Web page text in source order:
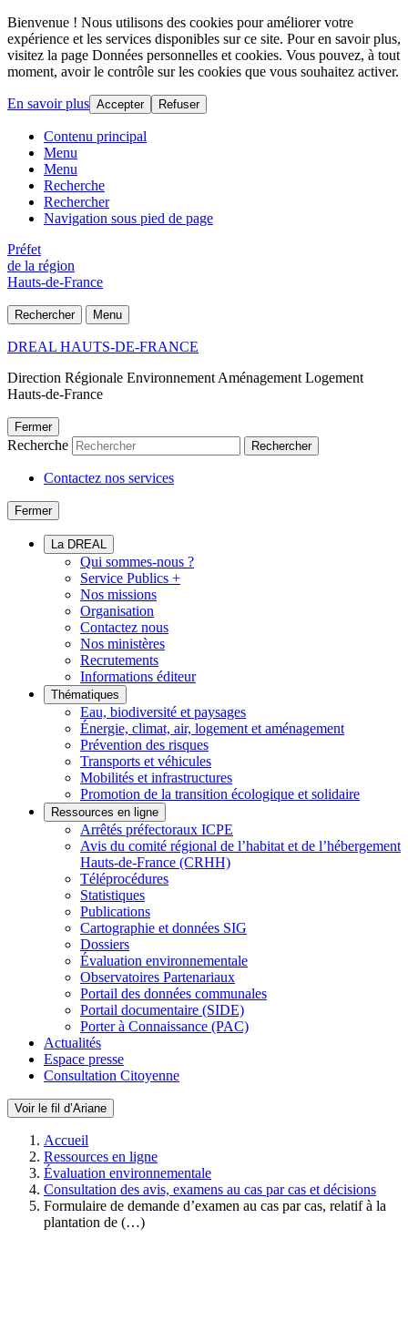
Bienvenue ! Nous utilisons des cookies pour améliorer votre
expérience et les services disponibles sur ce site. Pour en savoir plus,
visitez la page Données personnelles et cookies. Vous pouvez, à tout
moment, avoir le contrôle sur les cookies que vous souhaitez activer.
En savoir plus Accepter Refuser
Contenu principal
Menu
Menu
Recherche
Rechercher
Navigation sous pied de page
Préfet
de la région
Hauts-de-France
Rechercher Menu
DREAL HAUTS-DE-FRANCE
Direction Régionale Environnement Aménagement Logement
Hauts-de-France
Fermer
Recherche Rechercher
Contactez nos services
Fermer
La DREAL
Qui sommes-nous ?
Service Publics +
Nos missions
Organisation
Contactez nous
Nos ministères
Recrutements
Informations éditeur
Thématiques
Eau, biodiversité et paysages
Énergie, climat, air, logement et aménagement
Prévention des risques
Transports et véhicules
Mobilités et infrastructures
Promotion de la transition écologique et solidaire
Ressources en ligne
Arrêtés préfectoraux ICPE
Avis du comité régional de l’habitat et de l’hébergement
Hauts-de-France (CRHH)
Téléprocédures
Statistiques
Publications
Cartographie et données SIG
Dossiers
Évaluation environnementale
Observatoires Partenariaux
Portail des données communales
Portail documentaire (SIDE)
Porter à Connaissance (PAC)
Actualités
Espace presse
Consultation Citoyenne
Voir le fil d’Ariane
Accueil
Ressources en ligne
Évaluation environnementale
Consultation des avis, examens au cas par cas et décisions
Formulaire de demande d’examen au cas par cas, relatif à la
plantation de (…)